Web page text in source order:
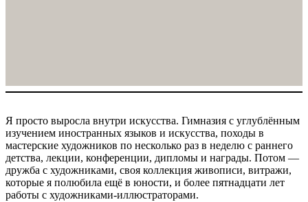
Я просто выросла внутри искусства. Гимназия с углублённым
изучением иностранных языков и искусства, походы в
мастерские художников по несколько раз в неделю с раннего
детства, лекции, конференции, дипломы и награды. Потом —
дружба с художниками, своя коллекция живописи, витражи,
которые я полюбила ещё в юности, и более пятнадцати лет
работы с художниками-иллюстраторами.